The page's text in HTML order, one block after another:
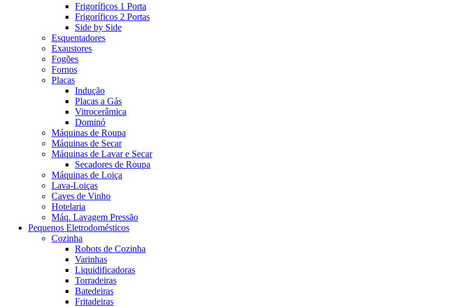
Frigoríficos 1 Porta
Frigoríficos 2 Portas
Side by Side
Esquentadores
Exaustores
Fogões
Fornos
Placas
Indução
Placas a Gás
Vitrocerâmica
Dominó
Máquinas de Roupa
Máquinas de Secar
Máquinas de Lavar e Secar
Secadores de Roupa
Máquinas de Loiça
Lava-Loiças
Caves de Vinho
Hotelaria
Máq. Lavagem Pressão
Pequenos Eletrodomésticos
Cozinha
Robots de Cozinha
Varinhas
Liquidificadoras
Torradeiras
Batedeiras
Fritadeiras